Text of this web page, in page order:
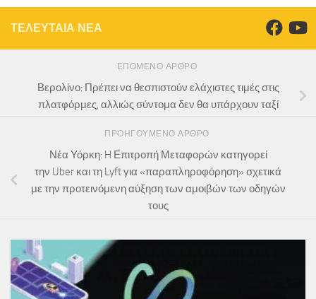
ΤΕΛΕΥΤΑΙΑ ΝΕΑ
ΕΠΌΜΕΝΟ ΆΡΘΡΟ
Βερολίνο: Πρέπει να θεσπιστούν ελάχιστες τιμές στις
πλατφόρμες, αλλιώς σύντομα δεν θα υπάρχουν ταξί
ΠΡΟΗΓΟΎΜΕΝΟ ΆΡΘΡΟ
Νέα Υόρκη: H Επιτροπή Μεταφορών κατηγορεί
την Uber και τη Lyft για «παραπληροφόρηση» σχετικά
με την προτεινόμενη αύξηση των αμοιβών των οδηγών
τους